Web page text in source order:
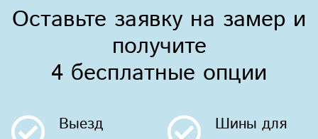
Оставьте заявку на замер и
получите
4 бесплатные опции
Выезд
Шины для